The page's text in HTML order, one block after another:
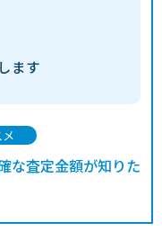
ます
な査定金額が知りた